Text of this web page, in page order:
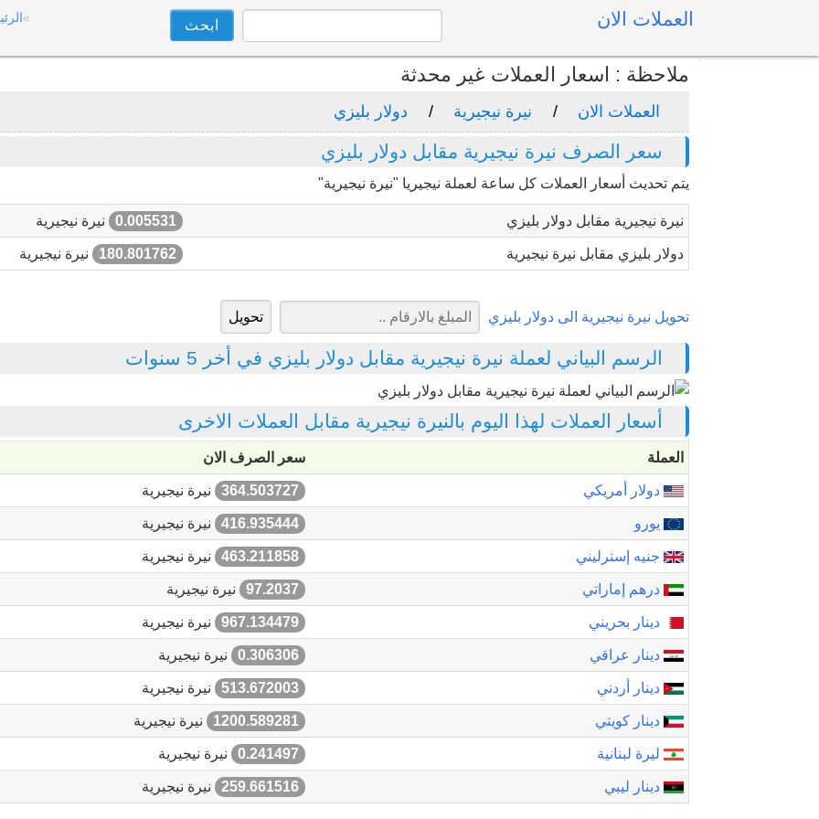
العملات الان
ملاحظة : اسعار العملات غير محدثة
العملات الان نيرة نيجيرية دولار بليزي
سعر الصرف نيرة نيجيرية مقابل دولار بليزي
يتم تحديث أسعار العملات كل ساعة لعملة نيجيريا "نيرة نيجيرية"
نيرة نيجيرية مقابل دولار بليزي 0.005531 نيرة نيجيرية
دولار بليزي مقابل نيرة نيجيرية 180.801762 نيرة نيجيرية
تحويل نيرة نيجيرية الى دولار بليزي
الرسم البياني لعملة نيرة نيجيرية مقابل دولار بليزي في أخر 5 سنوات
أسعار العملات لهذا اليوم بالنيرة نيجيرية مقابل العملات الاخرى
العملة سعر الصرف الان
دولار أمريكي 364.503727 نيرة نيجيرية
يورو 416.935444 نيرة نيجيرية
جنيه إسترليني 463.211858 نيرة نيجيرية
درهم إماراتي 97.2037 نيرة نيجيرية
دينار بحريني 967.134479 نيرة نيجيرية
دينار عراقي 0.306306 نيرة نيجيرية
دينار أردني 513.672003 نيرة نيجيرية
دينار كويتي 1200.589281 نيرة نيجيرية
ليرة لبنانية 0.241497 نيرة نيجيرية
دينار ليبي 259.661516 نيرة نيجيرية